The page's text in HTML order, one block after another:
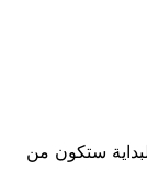
ستكون من